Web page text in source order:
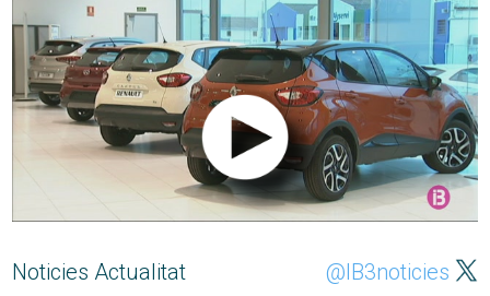
Noticies Actualitat @IB3noticies